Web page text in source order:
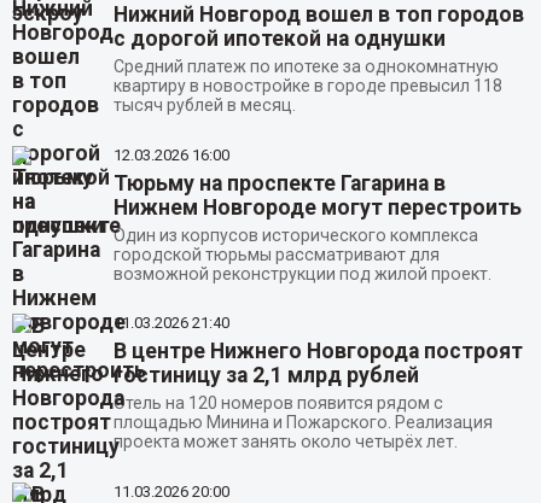
Нижний Новгород вошел в топ городов
с дорогой ипотекой на однушки
Средний платеж по ипотеке за однокомнатную
квартиру в новостройке в городе превысил 118
тысяч рублей в месяц.
12.03.2026 16:00
Тюрьму на проспекте Гагарина в
Нижнем Новгороде могут перестроить
Один из корпусов исторического комплекса
городской тюрьмы рассматривают для
возможной реконструкции под жилой проект.
11.03.2026 21:40
В центре Нижнего Новгорода построят
гостиницу за 2,1 млрд рублей
Отель на 120 номеров появится рядом с
площадью Минина и Пожарского. Реализация
проекта может занять около четырёх лет.
11.03.2026 20:00